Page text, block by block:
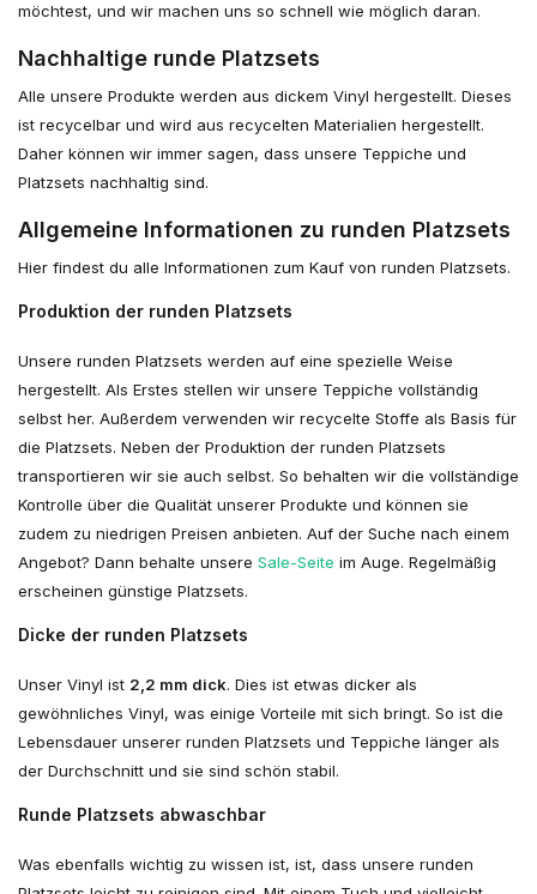
möchtest, und wir machen uns so schnell wie möglich daran.
Nachhaltige runde Platzsets
Alle unsere Produkte werden aus dickem Vinyl hergestellt. Dieses
ist recycelbar und wird aus recycelten Materialien hergestellt.
Daher können wir immer sagen, dass unsere Teppiche und
Platzsets nachhaltig sind.
Allgemeine Informationen zu runden Platzsets
Hier findest du alle Informationen zum Kauf von runden Platzsets.
Produktion der runden Platzsets
Unsere runden Platzsets werden auf eine spezielle Weise
hergestellt. Als Erstes stellen wir unsere Teppiche vollständig
selbst her. Außerdem verwenden wir recycelte Stoffe als Basis für
die Platzsets. Neben der Produktion der runden Platzsets
transportieren wir sie auch selbst. So behalten wir die vollständige
Kontrolle über die Qualität unserer Produkte und können sie
zudem zu niedrigen Preisen anbieten. Auf der Suche nach einem
Angebot? Dann behalte unsere Sale-Seite im Auge. Regelmäßig
erscheinen günstige Platzsets.
Dicke der runden Platzsets
Unser Vinyl ist 2,2 mm dick. Dies ist etwas dicker als
gewöhnliches Vinyl, was einige Vorteile mit sich bringt. So ist die
Lebensdauer unserer runden Platzsets und Teppiche länger als
der Durchschnitt und sie sind schön stabil.
Runde Platzsets abwaschbar
Was ebenfalls wichtig zu wissen ist, ist, dass unsere runden